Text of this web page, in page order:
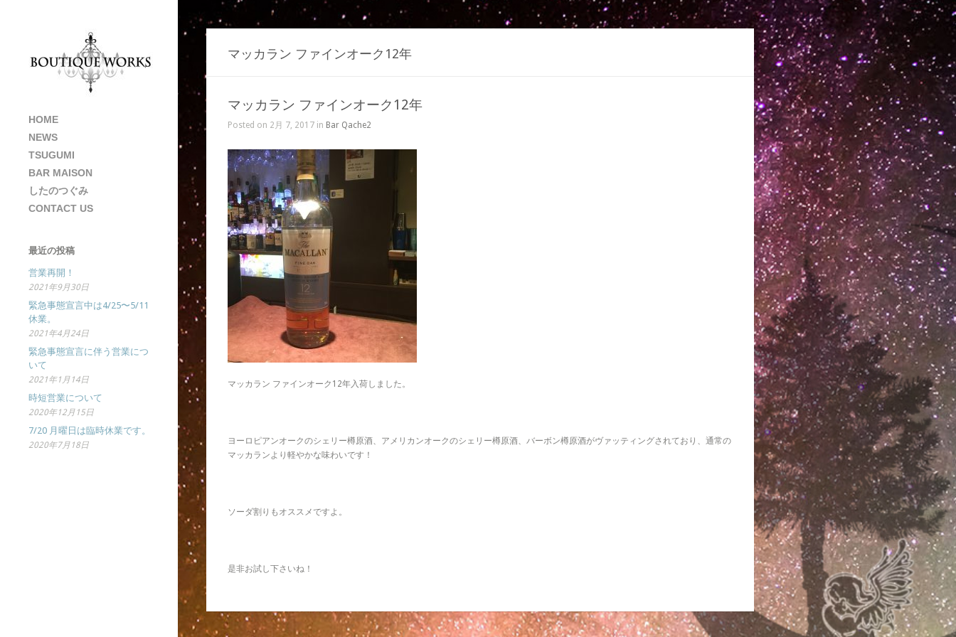
HOME
NEWS
TSUGUMI
BAR MAISON
したのつぐみ
CONTACT US
最近の投稿
営業再開！
2021年9月30日
緊急事態宣言中は4/25〜5/11
休業。
2021年4月24日
緊急事態宣言に伴う営業につ
いて
2021年1月14日
時短営業について
2020年12月15日
7/20 月曜日は臨時休業です。
2020年7月18日
マッカラン ファインオーク12年
マッカラン ファインオーク12年
Posted on 2月 7, 2017 in Bar Qache2
マッカラン ファインオーク12年入荷しました。
ヨーロピアンオークのシェリー樽原酒、アメリカンオークのシェリー樽原酒、バーボン樽原酒がヴァッティングされており、通常の
マッカランより軽やかな味わいです！
ソーダ割りもオススメですよ。
是非お試し下さいね！